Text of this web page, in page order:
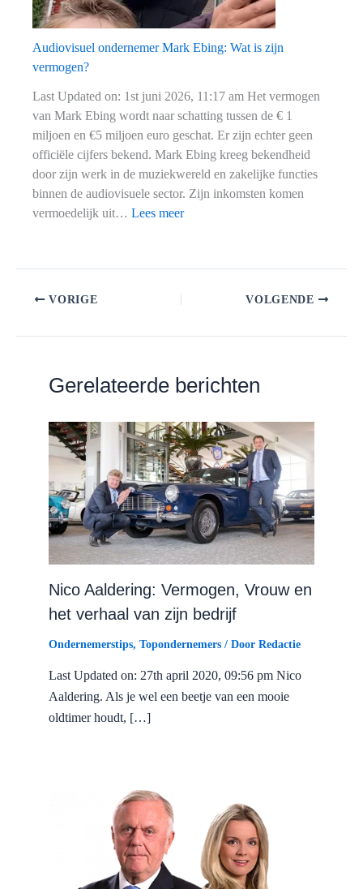
Audiovisuel ondernemer Mark Ebing: Wat is zijn
vermogen?
Last Updated on: 1st juni 2026, 11:17 am Het vermogen
van Mark Ebing wordt naar schatting tussen de € 1
miljoen en €5 miljoen euro geschat. Er zijn echter geen
officiële cijfers bekend. Mark Ebing kreeg bekendheid
door zijn werk in de muziekwereld en zakelijke functies
binnen de audiovisuele sector. Zijn inkomsten komen
vermoedelijk uit… Lees meer:
Mark
VORIGE VOLGENDE
Gerelateerde berichten
Nico Aaldering: Vermogen, Vrouw en
het verhaal van zijn bedrijf
Ondernemerstips, Topondernemers / Door Redactie
Last Updated on: 27th april 2020, 09:56 pm Nico
Aaldering. Als je wel een beetje van een mooie
oldtimer houdt, […]